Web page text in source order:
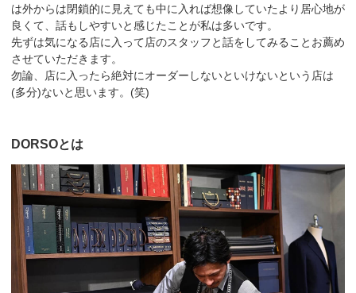
は外からは閉鎖的に見えても中に入れば想像していたより居心地が
良くて、話もしやすいと感じたことが私は多いです。
先ずは気になる店に入って店のスタッフと話をしてみることお薦め
させていただきます。
勿論、店に入ったら絶対にオーダーしないといけないという店は
(多分)ないと思います。(笑)
DORSOとは